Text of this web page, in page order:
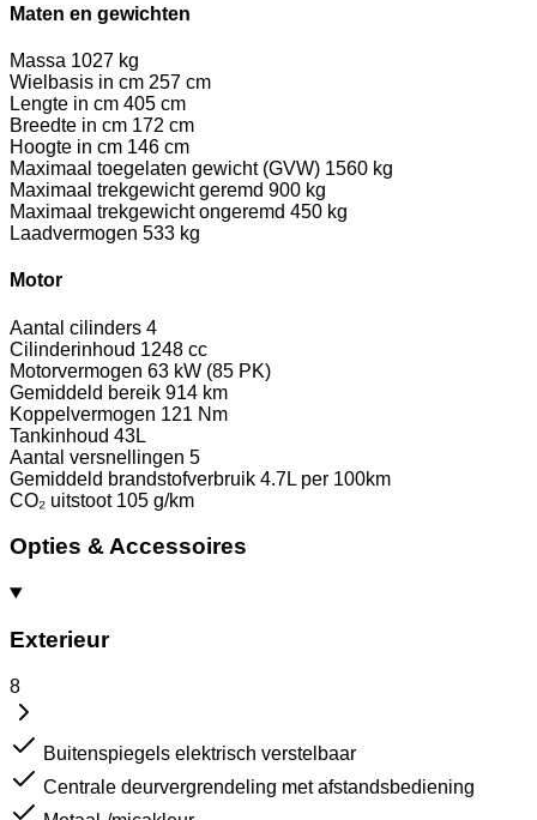
Maten en gewichten
Massa 1027 kg
Wielbasis in cm 257 cm
Lengte in cm 405 cm
Breedte in cm 172 cm
Hoogte in cm 146 cm
Maximaal toegelaten gewicht (GVW) 1560 kg
Maximaal trekgewicht geremd 900 kg
Maximaal trekgewicht ongeremd 450 kg
Laadvermogen 533 kg
Motor
Aantal cilinders 4
Cilinderinhoud 1248 cc
Motorvermogen 63 kW (85 PK)
Gemiddeld bereik 914 km
Koppelvermogen 121 Nm
Tankinhoud 43L
Aantal versnellingen 5
Gemiddeld brandstofverbruik 4.7L per 100km
CO₂ uitstoot 105 g/km
Opties & Accessoires
Exterieur
8
Buitenspiegels elektrisch verstelbaar
Centrale deurvergrendeling met afstandsbediening